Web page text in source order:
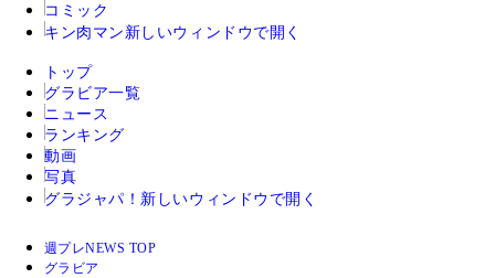
コミック
キン肉マン 新しいウィンドウで開く
トップ
グラビア一覧
ニュース
ランキング
動画
写真
グラジャパ！ 新しいウィンドウで開く
週プレNEWS TOP
グラビア